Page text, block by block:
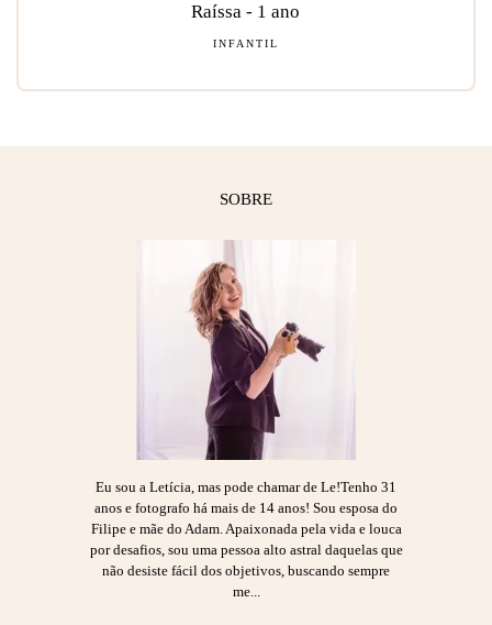
Raíssa - 1 ano
INFANTIL
SOBRE
Eu sou a Letícia, mas pode chamar de Le!Tenho 31
anos e fotografo há mais de 14 anos! Sou esposa do
Filipe e mãe do Adam. Apaixonada pela vida e louca
por desafios, sou uma pessoa alto astral daquelas que
não desiste fácil dos objetivos, buscando sempre
me...